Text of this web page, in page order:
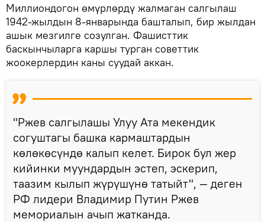
Миллиондогон өмүрлөрдү жалмаган салгылаш
1942-жылдын 8-январында башталып, бир жылдан
ашык мезгилге созулган. Фашисттик
баскынчыларга каршы турган советтик
жоокерлердин каны суудай аккан.
"Ржев салгылашы Улуу Ата мекендик
согуштагы башка кармаштардын
көлөкөсүндө калып келет. Бирок бул жер
кийинки муундардын эстеп, эскерип,
таазим кылып жүрүшүнө татыйт", — деген
РФ лидери Владимир Путин Ржев
мемориалын ачып жатканда.